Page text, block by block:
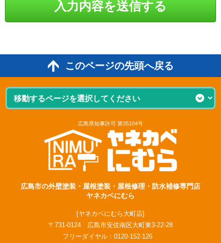
このページの先頭へ戻る
広島県知事許可 第35104号
広島市の外壁塗装・屋根塗装・屋根修理・防水補修専門店
ヤネカベにむら
[ヤネカベにむら大町店]
〒731-0124 広島市安佐南区大町東3-22-28
フリーダイヤル： 0120-152-126